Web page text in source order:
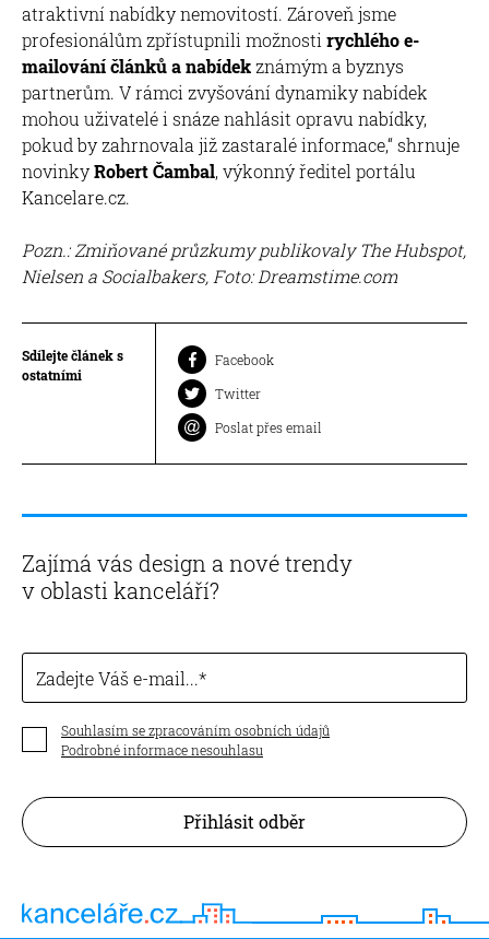
atraktivní nabídky nemovitostí. Zároveň jsme
profesionálům zpřístupnili možnosti rychlého e-
mailování článků a nabídekznámým a byznys
partnerům. V rámci zvyšování dynamiky nabídek
mohou uživatelé i snáze nahlásit opravu nabídky,
pokud by zahrnovala již zastaralé informace,“ shrnuje
novinkyRobert Čambal, výkonný ředitel portálu
Kancelare.cz.
Pozn.: Zmiňované průzkumy publikovaly The Hubspot,
Nielsen a Socialbakers, Foto: Dreamstime.com
Sdílejte článek s
ostatními
Facebook
Twitter
Poslat přes email
Zajímá vás design a nové trendy
v oblasti kanceláří?
Zadejte Váš e-mail...
Souhlasím se zpracováním osobních údajů
Podrobné informace nesouhlasu
Přihlásit odběr